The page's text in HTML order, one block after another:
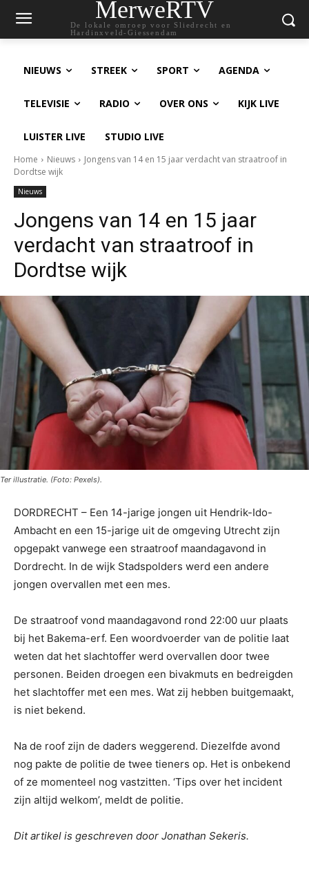
MerweRTV
De lokale omroep voor Sliedrecht en
Hardinxveld-Giessendam
NIEUWS STREEK SPORT AGENDA
TELEVISIE RADIO OVER ONS KIJK LIVE
LUISTER LIVE STUDIO LIVE
Home Nieuws
Jongens van 14 en 15 jaar verdacht van straatroof in
Dordtse wijk
Nieuws
Jongens van 14 en 15 jaar
verdacht van straatroof in
Dordtse wijk
Ter illustratie. (Foto: Pexels).
DORDRECHT – Een 14-jarige jongen uit Hendrik-Ido-
Ambacht en een 15-jarige uit de omgeving Utrecht zijn
opgepakt vanwege een straatroof maandagavond in
Dordrecht. In de wijk Stadspolders werd een andere
jongen overvallen met een mes.
De straatroof vond maandagavond rond 22:00 uur plaats
bij het Bakema-erf. Een woordvoerder van de politie laat
weten dat het slachtoffer werd overvallen door twee
personen. Beiden droegen een bivakmuts en bedreigden
het slachtoffer met een mes. Wat zij hebben buitgemaakt,
is niet bekend.
Na de roof zijn de daders weggerend. Diezelfde avond
nog pakte de politie de twee tieners op. Het is onbekend
of ze momenteel nog vastzitten. ‘Tips over het incident
zijn altijd welkom’, meldt de politie.
Dit artikel is geschreven door Jonathan Sekeris.